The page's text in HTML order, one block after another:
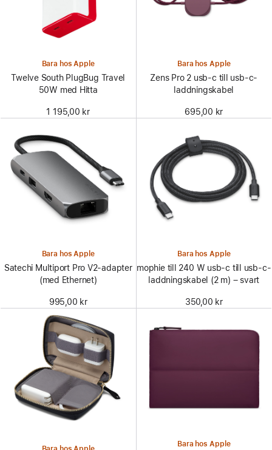
Bara hos Apple
Twelve South PlugBug Travel
50W med Hitta
1 195,00 kr
Bara hos Apple
Zens Pro 2 usb-c till usb-c-
laddningskabel
695,00 kr
Bara hos Apple
Satechi Multiport Pro V2-adapter
(med Ethernet)
995,00 kr
Bara hos Apple
mophie till 240 W usb-c till usb-c-
laddningskabel (2 m) – svart
350,00 kr
Bara hos Apple